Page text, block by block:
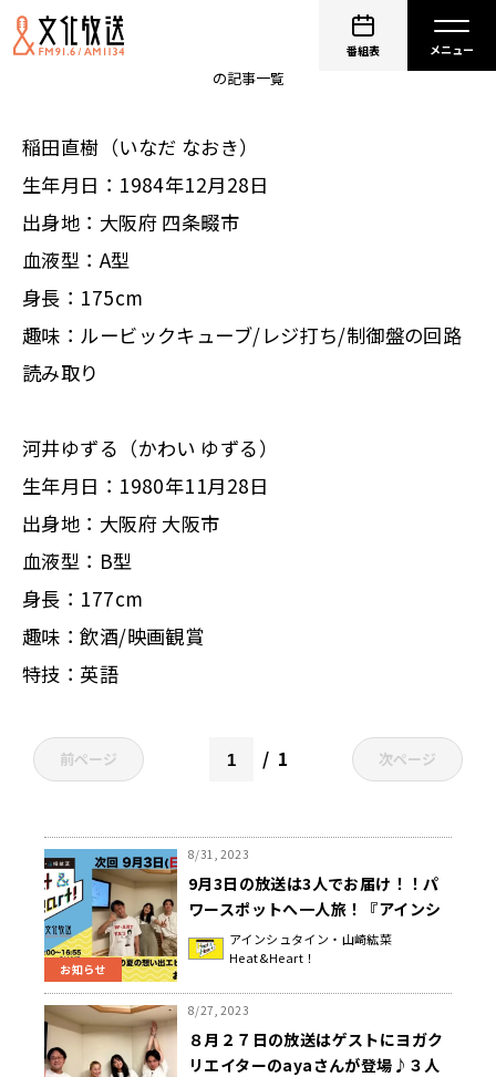
番組表
の記事一覧
稲田直樹（いなだ なおき）
生年月日：1984年12月28日
出身地：大阪府 四条畷市
血液型：A型
身長：175cm
趣味：ルービックキューブ/レジ打ち/制御盤の回路
読み取り
河井ゆずる（かわい ゆずる）
生年月日：1980年11月28日
出身地：大阪府 大阪市
血液型：B型
身長：177cm
趣味：飲酒/映画観賞
特技：英語
前ページ 1 次ページ
お知らせ
8/31, 2023
9月3日の放送は3人でお届け！！パ
ワースポットへ一人旅！『アインシ
ュタイン・山崎紘菜
Heat&Heart!』
アインシュタイン・山崎紘菜
Heat&Heart！
8/27, 2023
８月２７日の放送はゲストにヨガク
リエイターのayaさんが登場♪３人